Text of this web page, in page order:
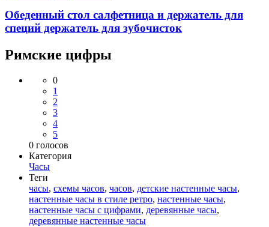
Обеденный стол салфетница и держатель для
специй держатель для зубочисток
Римские цифры
0
1
2
3
4
5
0 голосов
Категория
Часы
Теги
часы, схемы часов, часов, детские настенные часы,
настенные часы в стиле ретро, настенные часы,
настенные часы с цифрами, деревянные часы,
деревянные настенные часы